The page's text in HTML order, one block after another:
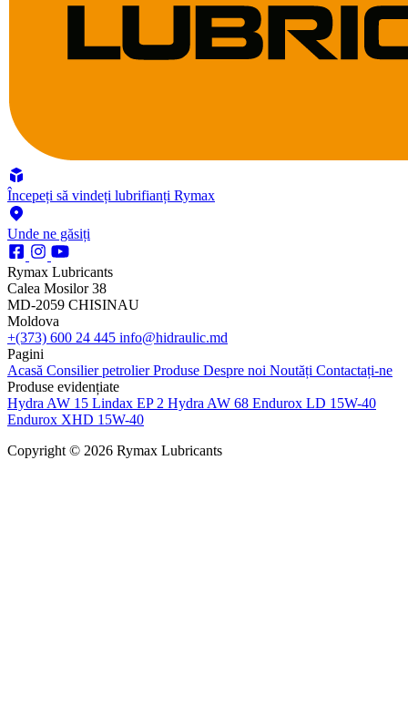
Începeți să vindeți lubrifianți Rymax
Unde ne găsiți
Rymax Lubricants
Calea Mosilor 38
MD-2059 CHISINAU
Moldova
+(373) 600 24 445 info@hidraulic.md
Pagini
Acasă Consilier petrolierProduse Despre noi Noutăți Contactați-ne
Produse evidențiate
Hydra AW 15 Lindax EP 2 Hydra AW 68 Endurox LD 15W-40
Endurox XHD 15W-40
Copyright © 2026 Rymax Lubricants